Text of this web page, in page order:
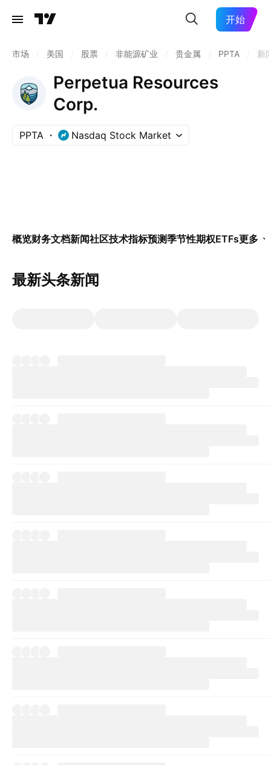
开始
市场 美国 股票 非能源矿业 贵金属 PPTA 新
Perpetua Resources
Corp.
PPTA Nasdaq Stock Market
概览财务文档新闻社区技术指标预测季节性期权ETFs更多
最新头条新闻